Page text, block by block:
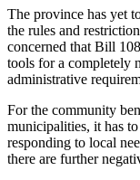
The province has yet
the rules and
concerned that Bill
tools for a completely
administrative
For the community
municipalities, it has
responding to local
there are further